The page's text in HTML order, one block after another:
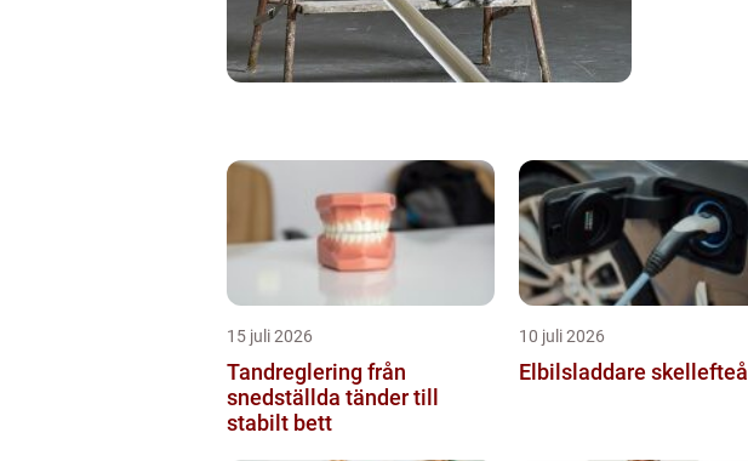
15 juli 2026
Tandreglering från
snedställda tänder till
stabilt bett
10 juli 2026
Elbilsladdare skellefteå